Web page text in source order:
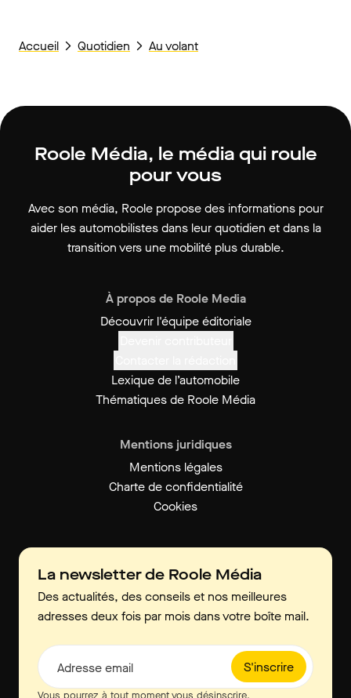
Accueil Quotidien Au volant
Roole Média, le média qui roule
pour vous
Avec son média, Roole propose des informations pour
aider les automobilistes dans leur quotidien et dans la
transition vers une mobilité plus durable.
À propos de Roole Media
Découvrir l'équipe éditoriale
Lexique de l’automobile
Thématiques de Roole Média
Mentions juridiques
Mentions légales
Charte de confidentialité
Cookies
La newsletter de Roole Média
Des actualités, des conseils et nos meilleures
adresses deux fois par mois dans votre boîte mail.
S'inscrire
Adresse email
Vous pourrez à tout moment vous désinscrire.